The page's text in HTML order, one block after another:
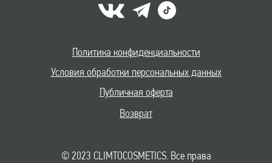
Политика конфиденциальности
Условия обработки персональных данных
Публичная оферта
Возврат
© 2023 CLIMTOCOSMETICS. Все права